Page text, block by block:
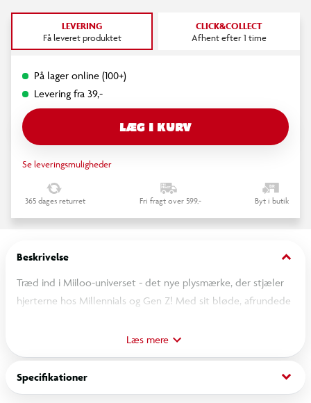
LEVERING
Få leveret produktet
CLICK&COLLECT
Afhent efter 1 time
På lager online (100+)
Levering fra 39,-
LÆG I KURV
Se leveringsmuligheder
365 dages returret Fri fragt over 599,- Byt i butik
Beskrivelse keyboard_arrow_down
Træd ind i Miiloo-universet - det nye plysmærke, der stjæler
hjerterne hos Millennials og Gen Z! Med sit bløde, afrundede
individualitet og personlighed. Hver Miiloo kommer i en blind
box – der findes flere varianter, inklusive en sjælden hemmelig
figur, så du kan fuldende din samling!
Læs mere
Specifikationer keyboard_arrow_down